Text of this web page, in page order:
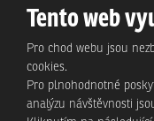
© Animo
Tento web
Pro chod webu jsou
cookies.
Pro plnohodnotné
analýzu návštěvnosti